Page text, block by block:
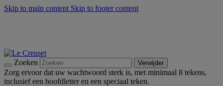
Skip to main content Skip to footer content
Zoeken Verwijder
Zorg ervoor dat uw wachtwoord sterk is, met minimaal 8 tekens,
inclusief een hoofdletter en een speciaal teken.